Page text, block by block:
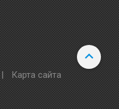
| Карта сайта